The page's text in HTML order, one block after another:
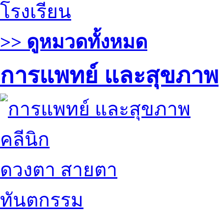
โรงเรียน
>> ดูหมวดทั้งหมด
การแพทย์ และสุขภาพ
คลีนิก
ดวงตา สายตา
ทันตกรรม